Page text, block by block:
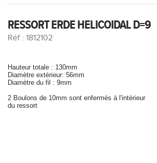
RESSORT ERDE HELICOIDAL D=9
Réf : 1812102
Hauteur totale : 130mm
Diamètre extérieur: 56mm
Diamètre du fil : 9mm
2 Boulons de 10mm sont enfermés à l'intérieur
du ressort